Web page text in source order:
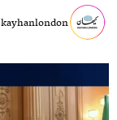
kayhanlondon